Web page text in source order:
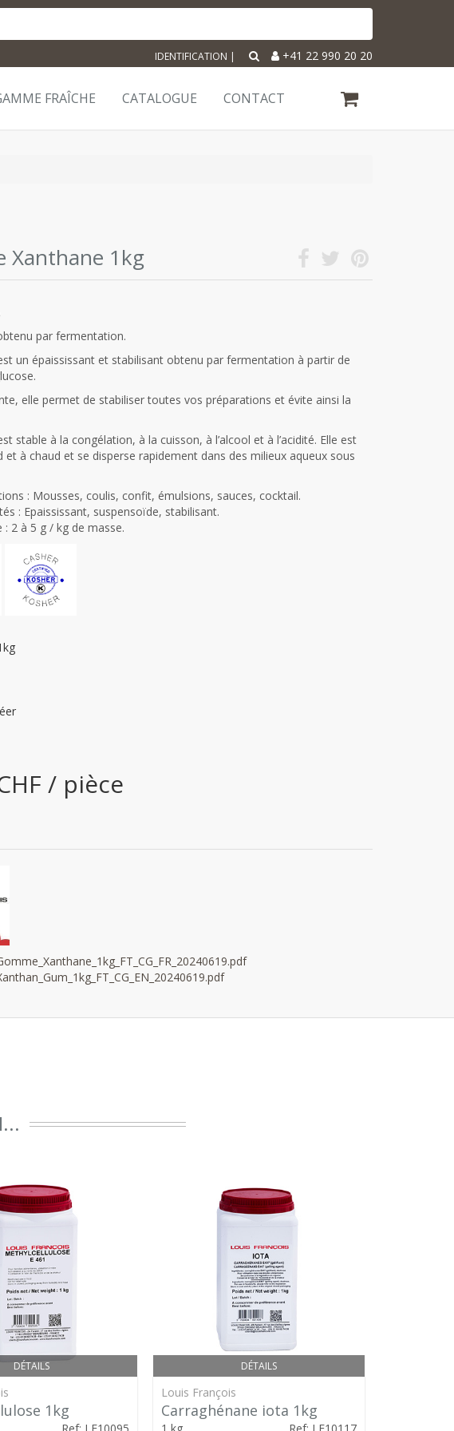
+41 22 990 20 20
IDENTIFICATION |
FRAÎCHE CATALOGUE CONTACT
Xanthane 1kg
par fermentation.
un épaississant et stabilisant obtenu par fermentation à partir de
elle permet de stabiliser toutes vos préparations et évite ainsi la
stable à la congélation, à la cuisson, à l’alcool et à l’acidité. Elle est
et à chaud et se disperse rapidement dans des milieux aqueux sous
: Mousses, coulis, confit, émulsions, sauces, cocktail.
: Epaississant, suspensoïde, stabilisant.
: 2 à 5 g / kg de masse.
/ pièce
DÉTAILS
1kg
DÉTAILS
Louis François
Carraghénane iota 1kg